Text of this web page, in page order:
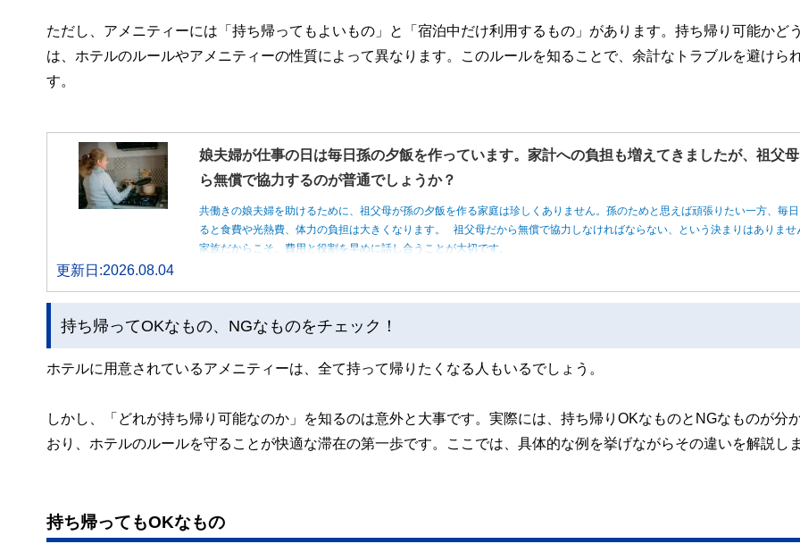
ただし、アメニティーには「持ち帰ってもよいもの」と「宿泊中だけ利用するもの」があります。持ち帰り可能かど
は、ホテルのルールやアメニティーの性質によって異なります。このルールを知ることで、余計なトラブルを避けら
す。
娘夫婦が仕事の日は毎日孫の夕飯を作っています。家計への負担も増えてきましたが、祖父
ら無償で協力するのが普通でしょうか？
共働きの娘夫婦を助けるために、祖父母が孫の夕飯を作る家庭は珍しくありません。孫のためと思えば頑張りたい一方、毎日
ると食費や光熱費、体力の負担は大きくなります。 祖父母だから無償で協力しなければならない、という決まりはありませ
家族だからこそ、費用と役割を早めに話し合うことが大切です。
更新日:2026.08.04
持ち帰ってOKなもの、NGなものをチェック！
ホテルに用意されているアメニティーは、全て持って帰りたくなる人もいるでしょう。
しかし、「どれが持ち帰り可能なのか」を知るのは意外と大事です。実際には、持ち帰りOKなものとNGなものが分
おり、ホテルのルールを守ることが快適な滞在の第一歩です。ここでは、具体的な例を挙げながらその違いを解説しま
持ち帰ってもOKなもの